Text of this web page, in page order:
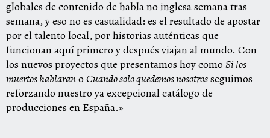
globales de contenido de habla no inglesa semana tras
semana, y eso no es casualidad: es el resultado de apostar
por el talento local, por historias auténticas que
funcionan aquí primero y después viajan al mundo. Con
los nuevos proyectos que presentamos hoy como Si los
muertos hablaran o Cuando solo quedemos nosotrosseguimos
reforzando nuestro ya excepcional catálogo de
producciones en España.»